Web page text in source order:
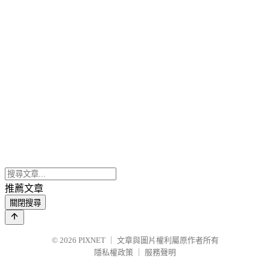
推薦文章
關閉搜尋
© 2026 PIXNET
文章與圖片權利屬原作者所有
隱私權政策
服務聲明